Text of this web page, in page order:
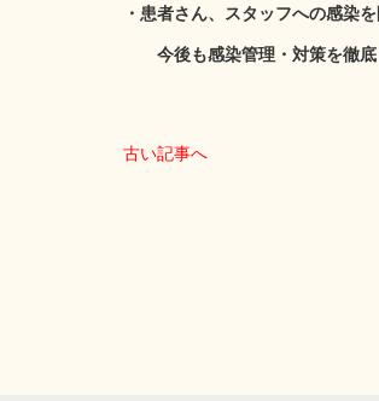
・患者さん、スタッフへの感染を
今後も感染管理・対策を徹底
古い記事へ